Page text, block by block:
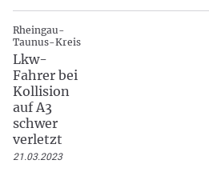
Rheingau-
Taunus-Kreis
Lkw-
Fahrer bei
Kollision
auf A3
schwer
verletzt
21.03.2023